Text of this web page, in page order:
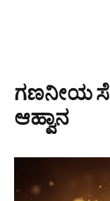
ಗಣನೀಯ
ಆಹ್ವಾನ